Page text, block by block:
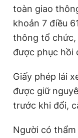
toàn giao
khoản 7 điều
thông tổ chức,
được phục hồi
Giấy phép lái
được giữ
trước khi đổi,
Người có